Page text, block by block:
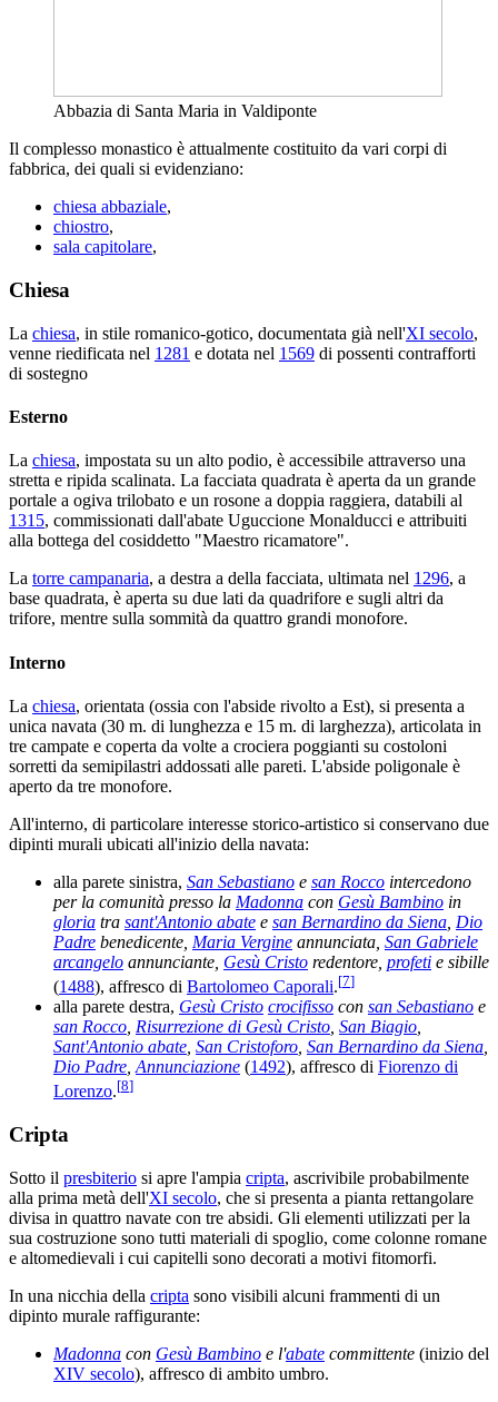
Abbazia di Santa Maria in Valdiponte
Il complesso monastico è attualmente costituito da vari corpi di
fabbrica, dei quali si evidenziano:
chiesa abbaziale,
chiostro,
sala capitolare,
Chiesa
La chiesa, in stile romanico-gotico, documentata già nell'XI secolo,
venne riedificata nel 1281 e dotata nel 1569 di possenti contrafforti
di sostegno
Esterno
La chiesa, impostata su un alto podio, è accessibile attraverso una
stretta e ripida scalinata. La facciata quadrata è aperta da un grande
portale a ogiva trilobato e un rosone a doppia raggiera, databili al
1315, commissionati dall'abate Uguccione Monalducci e attribuiti
alla bottega del cosiddetto "Maestro ricamatore".
La torre campanaria, a destra a della facciata, ultimata nel 1296, a
base quadrata, è aperta su due lati da quadrifore e sugli altri da
trifore, mentre sulla sommità da quattro grandi monofore.
Interno
La chiesa, orientata (ossia con l'abside rivolto a Est), si presenta a
unica navata (30 m. di lunghezza e 15 m. di larghezza), articolata in
tre campate e coperta da volte a crociera poggianti su costoloni
sorretti da semipilastri addossati alle pareti. L'abside poligonale è
aperto da tre monofore.
All'interno, di particolare interesse storico-artistico si conservano due
dipinti murali ubicati all'inizio della navata:
alla parete sinistra, San Sebastiano e san Rocco intercedono
per la comunità presso la Madonna con Gesù Bambino in
gloria tra sant'Antonio abate e san Bernardino da Siena Dio
Padre benedicente, Maria Vergine annunciata, San Gabriele
arcangelo annunciante, Gesù Cristo redentore, profeti e sibille
(1488), affresco di Bartolomeo Caporali.[7]
alla parete destra, Gesù Cristo crocifisso con san Sebastiano e
san Rocco Risurrezione di Gesù Cristo San Biagio
Sant'Antonio abate San Cristoforo San Bernardino da Siena
Dio Padre Annunciazione (1492), affresco di Fiorenzo di
Lorenzo.[8]
Cripta
Sotto il presbiterio si apre l'ampia cripta, ascrivibile probabilmente
alla prima metà dell'XI secolo, che si presenta a pianta rettangolare
divisa in quattro navate con tre absidi. Gli elementi utilizzati per la
sua costruzione sono tutti materiali di spoglio, come colonne romane
e altomedievali i cui capitelli sono decorati a motivi fitomorfi.
In una nicchia della cripta sono visibili alcuni frammenti di un
dipinto murale raffigurante:
Madonna con Gesù Bambino e l'abate committente (inizio del
XIV secolo), affresco di ambito umbro.